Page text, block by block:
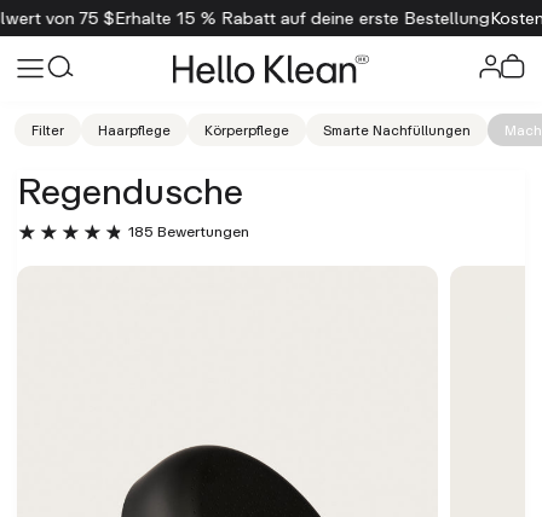
Rabatt auf deine erste Bestellung Kostenloser Versand ab einem
Filter Haarpflege Körperpflege Smarte Nachfüllungen
Regendusche
185 Bewertungen